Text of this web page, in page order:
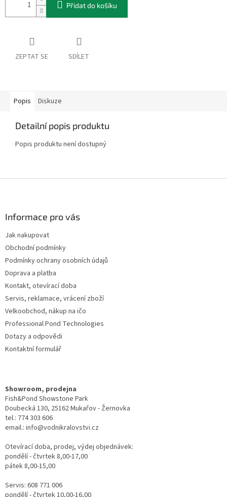
Přidat do košíku
ZEPTAT SE SDÍLET
Popis Diskuze
Detailní popis produktu
Popis produktu není dostupný
Informace pro vás
Jak nakupovat
Obchodní podmínky
Podmínky ochrany osobních údajů
Doprava a platba
Kontakt, otevírací doba
Servis, reklamace, vrácení zboží
Velkoobchod, nákup na ičo
Professional Pond Technologies
Dotazy a odpovědi
Kontaktní formulář
Showroom, prodejna
Fish&Pond Showstone Park
Doubecká 130, 25162 Mukařov - Žernovka
tel.: 774 303 606
email.: info@vodnikralovstvi.cz
Otevírací doba, prodej, výdej objednávek:
pondělí - čtvrtek 8,00-17,00
pátek 8,00-15,00
Servis: 608 771 006